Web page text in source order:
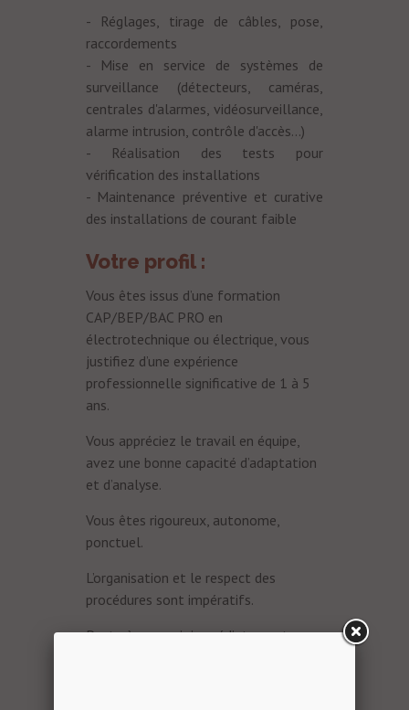
- Réglages, tirage de câbles, pose,
raccordements
- Mise en service de systèmes de
surveillance (détecteurs, caméras,
centrales d'alarmes, vidéosurveillance,
alarme intrusion, contrôle d'accès...)
- Réalisation des tests pour
vérification des installations
- Maintenance préventive et curative
des installations de courant faible
Votre profil :
Vous êtes issus d’une formation
CAP/BEP/BAC PRO en
électrotechnique ou électrique, vous
justifiez d’une expérience
professionnelle significative de 1 à 5
ans.
Vous appréciez le travail en équipe,
avez une bonne capacité d’adaptation
et d’analyse.
Vous êtes rigoureux, autonome,
ponctuel.
L’organisation et le respect des
procédures sont impératifs.
Poste à pourvoir immédiatement en